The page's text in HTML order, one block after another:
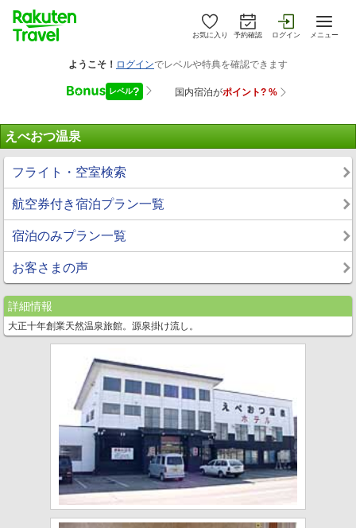
お気に入り 予約確認 ログイン メニュー
えべおつ温泉
フライト・空室検索
航空券付き宿泊プラン一覧
宿泊のみプラン一覧
お客さまの声
詳細情報
大正十年創業天然温泉旅館。源泉掛け流し。